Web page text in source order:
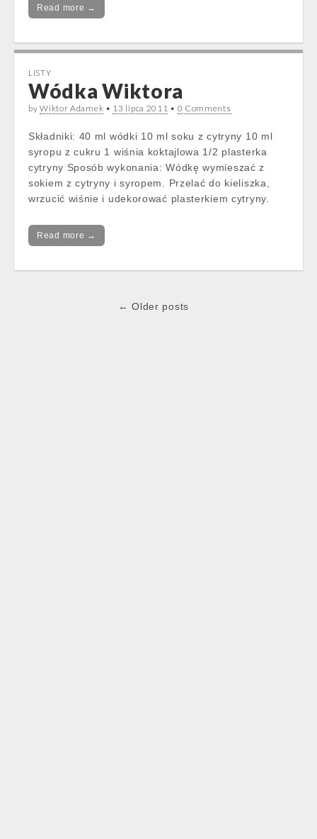
Read more →
LISTY
Wódka Wiktora
byWiktor Adamek • 13 lipca 2011 • 0 Comments
Składniki: 40 ml wódki 10 ml soku z cytryny 10 ml
syropu z cukru 1 wiśnia koktajlowa 1/2 plasterka
cytryny Sposób wykonania: Wódkę wymieszać z
sokiem z cytryny i syropem. Przelać do kieliszka,
wrzucić wiśnie i udekorować plasterkiem cytryny.
Read more →
← Older posts